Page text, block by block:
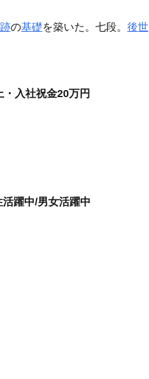
の基礎を築いた。七段。 後世
入社祝金20万円
躍中/男女活躍中